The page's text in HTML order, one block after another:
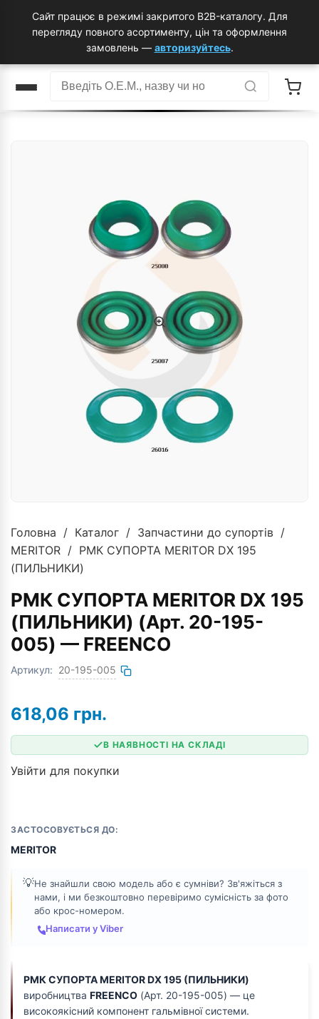
Головна / Каталог / Запчастини до супортів /
MERITOR / РМК СУПОРТА MERITOR DX 195
(ПИЛЬНИКИ)
РМК СУПОРТА MERITOR DX 195
(ПИЛЬНИКИ) (Арт. 20-195-
005) — FREENCO
Артикул: 20-195-005
ЗАСТОСОВУЄТЬСЯ ДО:
MERITOR
💡Не знайшли свою модель або є сумніви? Зв'яжіться з
нами, і ми безкоштовно перевіримо сумісність за фото
або крос-номером.
Написати у Viber
618,06 грн.
В НАЯВНОСТІ НА СКЛАДІ
Увійти для покупки
РМК СУПОРТА MERITOR DX 195 (ПИЛЬНИКИ)
виробництва FREENCO (Арт. 20-195-005) — це
високоякісний компонент гальмівної системи.
Сайт працює в режимі закритого B2B-каталогу. Для
перегляду повного асортименту, цін та оформлення
замовлень — авторизуйтесь.